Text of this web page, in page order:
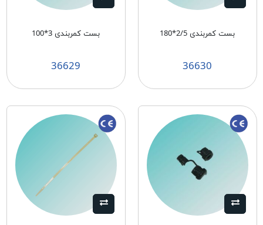
بست كمربندی 2/5*180
36630
بست كمربندی 3*100
36629